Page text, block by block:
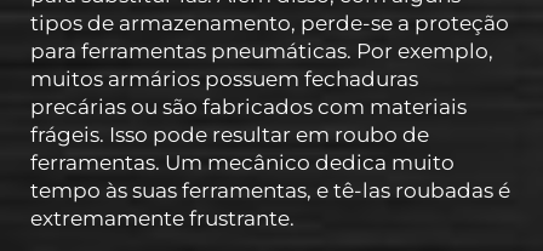
tipos de armazenamento, perde-se a proteção
para ferramentas pneumáticas. Por exemplo,
muitos armários possuem fechaduras
precárias ou são fabricados com materiais
frágeis. Isso pode resultar em roubo de
ferramentas. Um mecânico dedica muito
tempo às suas ferramentas, e tê-las roubadas é
extremamente frustrante.